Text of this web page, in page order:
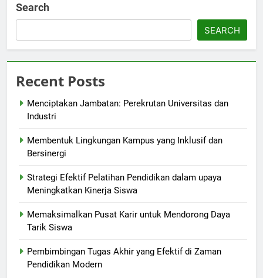
Search
SEARCH
Recent Posts
Menciptakan Jambatan: Perekrutan Universitas dan
Industri
Membentuk Lingkungan Kampus yang Inklusif dan
Bersinergi
Strategi Efektif Pelatihan Pendidikan dalam upaya
Meningkatkan Kinerja Siswa
Memaksimalkan Pusat Karir untuk Mendorong Daya
Tarik Siswa
Pembimbingan Tugas Akhir yang Efektif di Zaman
Pendidikan Modern